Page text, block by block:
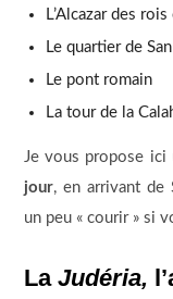
L’Alcazar des
Le quartier de
Le pont romain
La tour de la
Je vous propose ici
jour, en arrivant de
un peu « courir » si
La Judéria,